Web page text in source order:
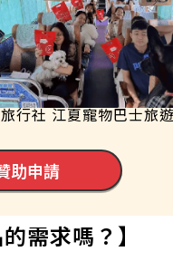
旅行社 江夏寵物巴士旅
助申請
需求嗎？】